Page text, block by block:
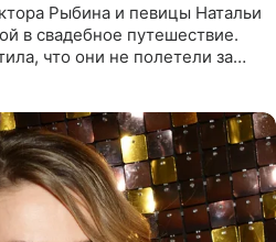
Рыбина и певицы Натальи
в свадебное путешествие.
что они не полетели за